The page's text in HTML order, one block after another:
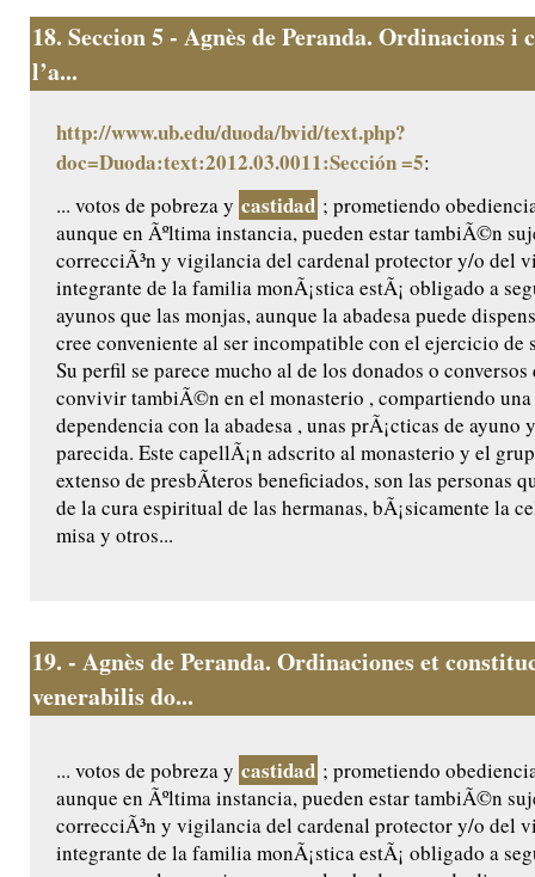
18. Seccion 5 - Agnès de Peranda. Ordinacions i
l’a...
http://www.ub.edu/duoda/bvid/text.php?
doc=Duoda:text:2012.03.0011:Sección =5:
... votos de pobreza y castidad ; prometiendo
aunque en Ãºltima instancia, pueden estar tambiÃ©n
correcciÃ³n y vigilancia del cardenal protector y/o del
integrante de la familia monÃ¡stica estÃ¡ obligado a
ayunos que las monjas, aunque la abadesa puede
cree conveniente al ser incompatible con el ejercicio de
Su perfil se parece mucho al de los donados o conversos
convivir tambiÃ©n en el monasterio , compartiendo
dependencia con la abadesa , unas prÃ¡cticas de ayuno
parecida. Este capellÃ¡n adscrito al monasterio y el
extenso de presbÃ­teros beneficiados, son las personas
de la cura espiritual de las hermanas, bÃ¡sicamente la
misa y otros...
19. - Agnès de Peranda. Ordinaciones et
venerabilis do...
... votos de pobreza y castidad ; prometiendo
aunque en Ãºltima instancia, pueden estar tambiÃ©n
correcciÃ³n y vigilancia del cardenal protector y/o del
integrante de la familia monÃ¡stica estÃ¡ obligado a